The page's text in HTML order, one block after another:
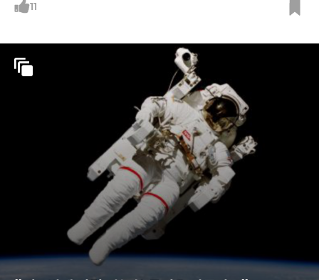
domain)이 아닌가? 잃을 게 뭐가 있나?"라고 답글을 남겼고 한 시간 뒤
공개된 스페이스X의 사진은 총 105장으로 사진 공유 사이트 플리커의 스
페이스X 계정에서 확인할 수 있다. 스페이스X의 다양한 로켓, 우주선 등이
사진으로 올라왔는데 그 중 일부를 소개한다.
11